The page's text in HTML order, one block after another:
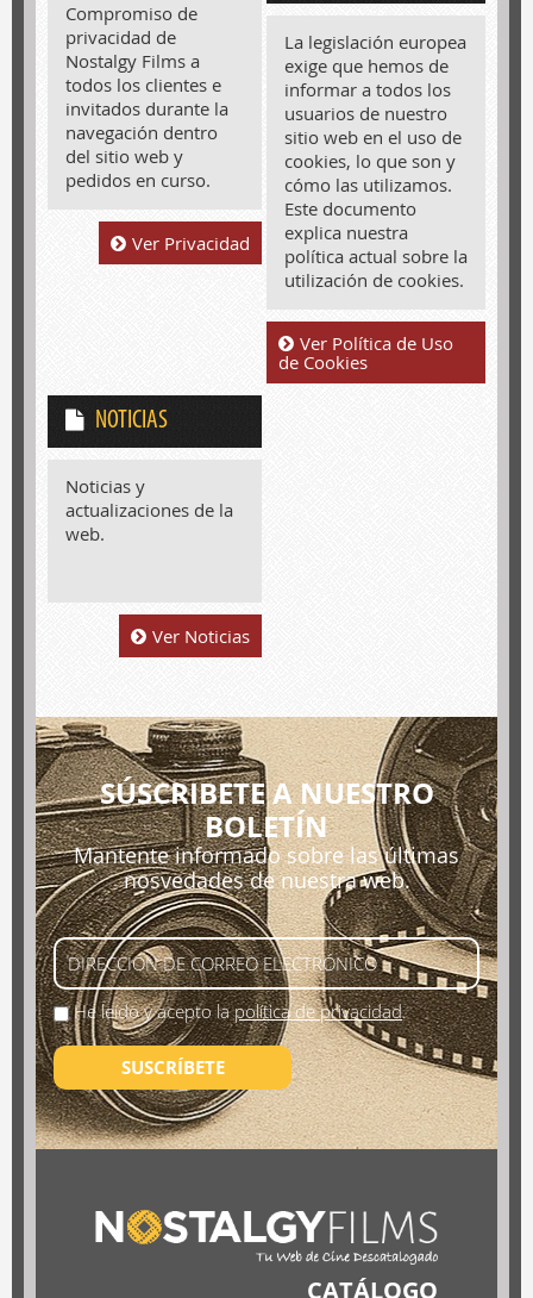
Compromiso de
privacidad de
Nostalgy Films a
todos los clientes e
invitados durante la
navegación dentro
del sitio web y
pedidos en curso.
Ver Privacidad
La legislación europea
exige que hemos de
informar a todos los
usuarios de nuestro
sitio web en el uso de
cookies, lo que son y
cómo las utilizamos.
Este documento
explica nuestra
política actual sobre la
utilización de cookies.
Ver Política de Uso
de Cookies
NOTICIAS
Noticias y
actualizaciones de la
web.
Ver Noticias
SÚSCRIBETE A NUESTRO
BOLETÍN
Mantente informado sobre las últimas
nosvedades de nuestra web.
He leído y acepto lapolítica de privacidad.
SUSCRÍBETE
CATÁLOGO